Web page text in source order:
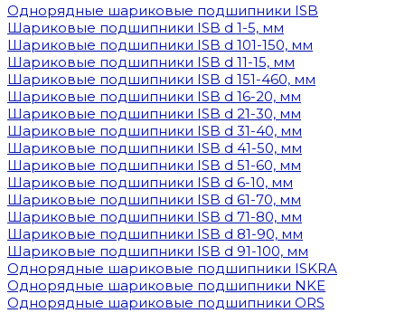
Однорядные шариковые подшипники ISB
Шариковые подшипники ISB d 1-5, мм
Шариковые подшипники ISB d 101-150, мм
Шариковые подшипники ISB d 11-15, мм
Шариковые подшипники ISB d 151-460, мм
Шариковые подшипники ISB d 16-20, мм
Шариковые подшипники ISB d 21-30, мм
Шариковые подшипники ISB d 31-40, мм
Шариковые подшипники ISB d 41-50, мм
Шариковые подшипники ISB d 51-60, мм
Шариковые подшипники ISB d 6-10, мм
Шариковые подшипники ISB d 61-70, мм
Шариковые подшипники ISB d 71-80, мм
Шариковые подшипники ISB d 81-90, мм
Шариковые подшипники ISB d 91-100, мм
Однорядные шариковые подшипники ISKRA
Однорядные шариковые подшипники NKE
Однорядные шариковые подшипники ORS